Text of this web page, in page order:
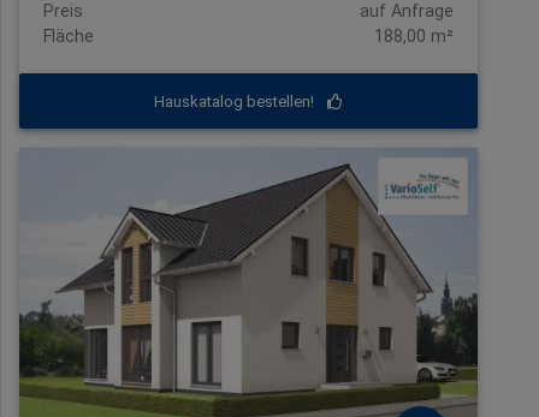
Preis
auf Anfrage
Fläche
188,00 m²
Hauskatalog bestellen!